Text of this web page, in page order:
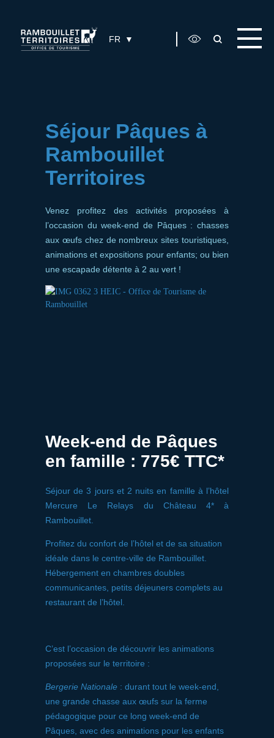
FR
Séjour Pâques à
Rambouillet
Territoires
Venez profitez des activités proposées à
l’occasion du week-end de Pâques : chasses
aux œufs chez de nombreux sites touristiques,
animations et expositions pour enfants; ou bien
une escapade détente à 2 au vert !
Week-end de Pâques
en famille : 775€ TTC*
Séjour de 3 jours et 2 nuits en famille à l’hôtel
Mercure Le Relays du Château 4* à
Rambouillet.
Profitez du confort de l’hôtel et de sa situation
idéale dans le centre-ville de Rambouillet.
Hébergement en chambres doubles
communicantes, petits déjeuners complets au
restaurant de l’hôtel.
C’est l’occasion de découvrir les animations
proposées sur le territoire :
Bergerie Nationale : durant tout le week-end,
une grande chasse aux œufs sur la ferme
pédagogique pour ce long week-end de
Pâques, avec des animations pour les enfants